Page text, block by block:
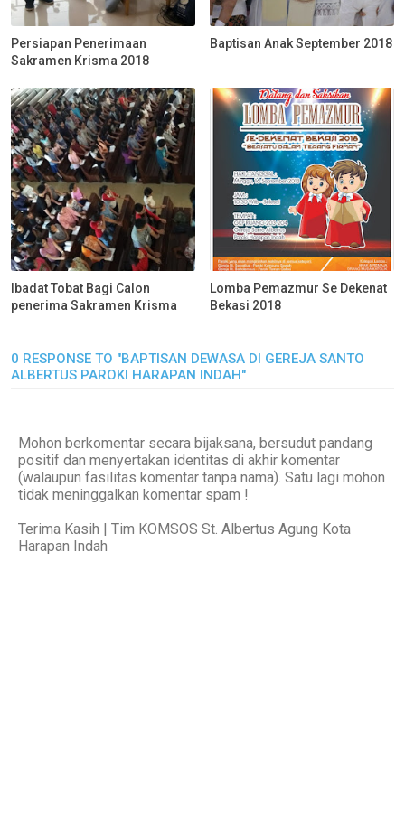
Persiapan Penerimaan
Sakramen Krisma 2018
Baptisan Anak September 2018
Ibadat Tobat Bagi Calon
penerima Sakramen Krisma
Lomba Pemazmur Se Dekenat
Bekasi 2018
0 RESPONSE TO "BAPTISAN DEWASA DI GEREJA SANTO
ALBERTUS PAROKI HARAPAN INDAH"
Mohon berkomentar secara bijaksana, bersudut pandang
positif dan menyertakan identitas di akhir komentar
(walaupun fasilitas komentar tanpa nama). Satu lagi mohon
tidak meninggalkan komentar spam !
Terima Kasih | Tim KOMSOS St. Albertus Agung Kota
Harapan Indah